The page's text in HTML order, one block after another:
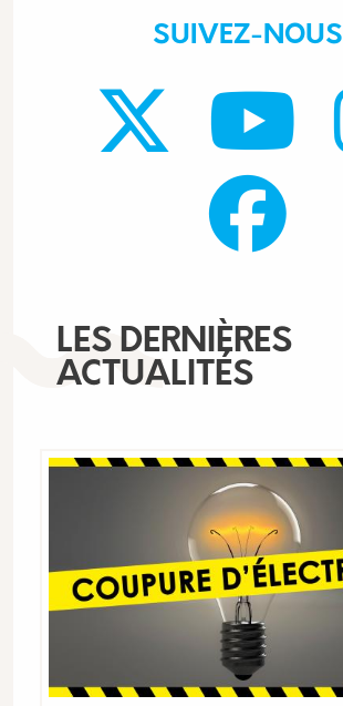
SUIVEZ-NOUS
LES DERNIÈRES
ACTUALITÉS